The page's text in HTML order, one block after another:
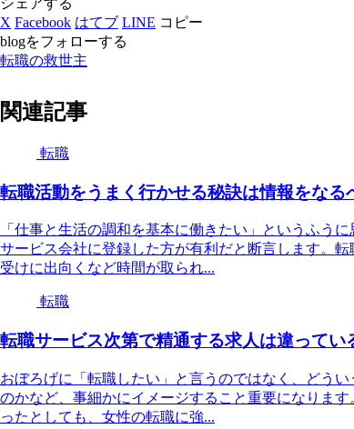
シェアする
X Facebook はてブ LINE コピー
blogをフォローする
転職の救世主
関連記事
転職
転職活動をうまく行かせる秘訣は情報をな
「仕事と生活の調和を基本に働きたい」というふう
サービス会社に登録した方が有利だと断言します。
受けに出向くなど時間が取られ...
転職
転職サービス次第で精通する求人は違ってい
おぼろげに「転職したい」と言うのではなく、どう
のかなど、事細かにイメージすること重要になりま
ったとしても、女性の転職に強...